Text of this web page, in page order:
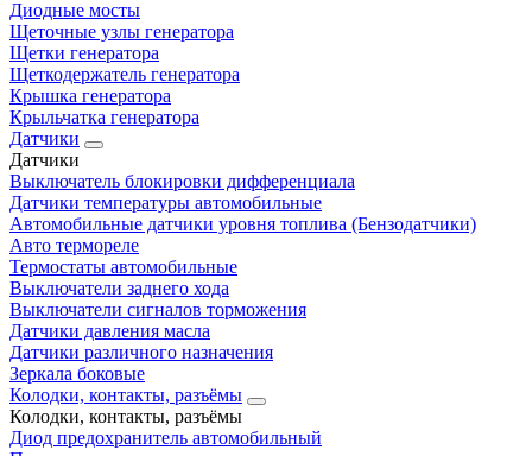
Диодные мосты
Щеточные узлы генератора
Щетки генератора
Щеткодержатель генератора
Крышка генератора
Крыльчатка генератора
Датчики
Датчики
Выключатель блокировки дифференциала
Датчики температуры автомобильные
Автомобильные датчики уровня топлива (Бензодатчики)
Авто термореле
Термостаты автомобильные
Выключатели заднего хода
Выключатели сигналов торможения
Датчики давления масла
Датчики различного назначения
Зеркала боковые
Колодки, контакты, разъёмы
Колодки, контакты, разъёмы
Диод предохранитель автомобильный